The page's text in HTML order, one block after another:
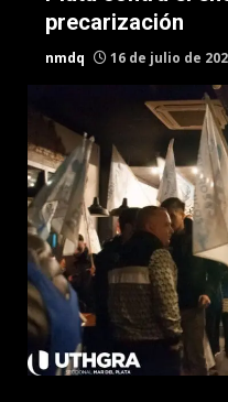
precarización
nmdq 16 de julio de